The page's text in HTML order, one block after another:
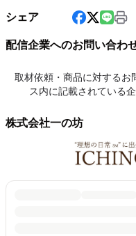
シェア
配信企業へのお問い合わ
取材依頼・商品に対するお
ス内に記載されている
株式会社一の坊